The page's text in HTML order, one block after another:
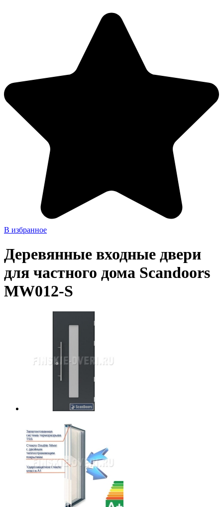
В избранное
Деревянные входные двери
для частного дома Scandoors
MW012-S